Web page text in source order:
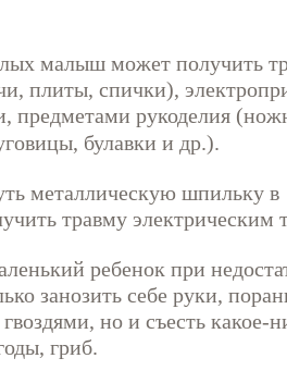
малыш может получить
плиты, спички),
предметами рукоделия
булавки и др.).
металлическую шпильку в
травму электрическим
ребенок при
занозить себе руки,
но и съесть какое-
гриб.